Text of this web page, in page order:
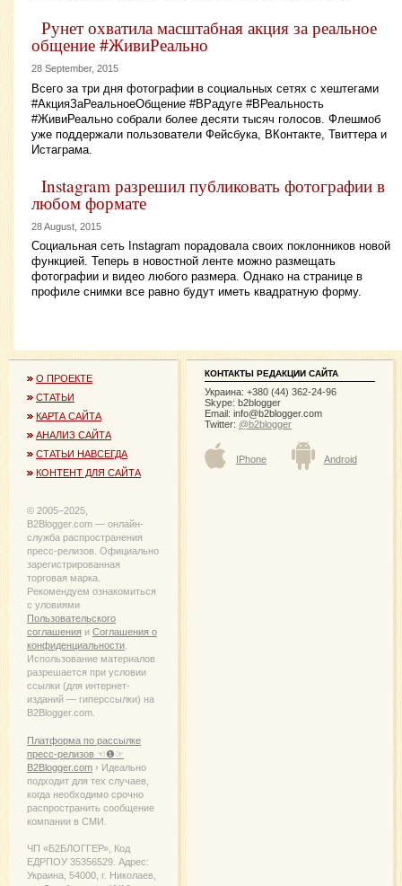
Рунет охватила масштабная акция за реальное
общение #ЖивиРеально
28 September, 2015
Всего за три дня фотографии в социальных сетях с хештегами
#АкцияЗаРеальноеОбщение #ВРадуге #ВРеальность
#ЖивиРеально собрали более десяти тысяч голосов. Флешмоб
уже поддержали пользователи Фейсбука, ВКонтакте, Твиттера и
Истаграма.
Instagram разрешил публиковать фотографии в
любом формате
28 August, 2015
Социальная сеть Instagram порадовала своих поклонников новой
функцией. Теперь в новостной ленте можно размещать
фотографии и видео любого размера. Однако на странице в
профиле снимки все равно будут иметь квадратную форму.
О ПРОЕКТЕ
СТАТЬИ
КАРТА САЙТА
АНАЛИЗ САЙТА
СТАТЬИ НАВСЕГДА
КОНТЕНТ ДЛЯ САЙТА
© 2005−2025,
B2Blogger.com — онлайн-
служба распространения
пресс-релизов. Официально
зарегистрированная
торговая марка.
Рекомендуем ознакомиться
с уловиями
Пользовательского
соглашения и Соглашения о
конфиденциальности
Использование материалов
разрешается при условии
ссылки (для интернет-
изданий — гиперссылки) на
B2Blogger.com.
Платформа по рассылке
пресс-релизов ☜❶☞
B2Blogger.com › Идеально
подходит для тех случаев,
когда необходимо срочно
распространить сообщение
компании в СМИ.
ЧП «Б2БЛОГГЕР», Код
ЕДРПОУ 35356529. Адрес:
Украина, 54000, г. Николаев,
КОНТАКТЫ РЕДАКЦИИ САЙТА
Украина: +380 (44) 362-24-96
Skype: b2blogger
Email: info@b2blogger.com
Twitter: @b2blogger
IPhone Android